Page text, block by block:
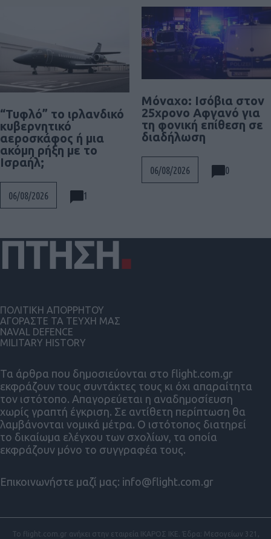
“Τυφλό” το ιρλανδικό
κυβερνητικό
αεροσκάφος ή μια
ακόμη ρήξη με το
Ισραήλ;
06/08/2026 1
Μόναχο: Ισόβια στον
25χρονο Αφγανό για
τη φονική επίθεση σε
διαδήλωση
06/08/2026 0
Τα άρθρα που δημοσιεύονται στο flight.com.gr
εκφράζουν τους συντάκτες τους κι όχι απαραίτητα
τον ιστότοπο. Απαγορεύεται η αναδημοσίευση
χωρίς γραπτή έγκριση. Σε αντίθετη περίπτωση θα
λαμβάνονται νομικά μέτρα. Ο ιστότοπος διατηρεί
το δικαίωμα ελέγχου των σχολίων, τα οποία
εκφράζουν μόνο το συγγραφέα τους.
Επικοινωνήστε μαζί μας: info@flight.com.gr
ΠΟΛΙΤΙΚΗ ΑΠΟΡΡΗΤΟΥ
ΑΓΟΡΑΣΤΕ ΤΑ ΤΕΥΧΗ ΜΑΣ
NAVAL DEFENCE
MILITARY HISTORY
Το flight.com.gr ανήκει στην εταιρεία ΙΚΑΡΟΣ ΙΚΕ. Έδρα: Μεσογείων 321,